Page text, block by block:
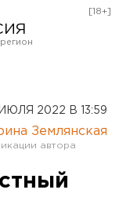
[18+]
ИЮЛЯ 2022 В 13:59
Землянская